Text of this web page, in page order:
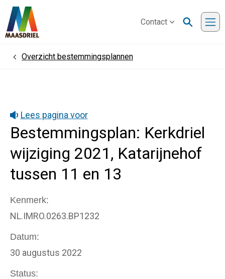
Contact
HomeOverzicht bestemmingsplannen
Lees pagina voor
Bestemmingsplan: Kerkdriel
wijziging 2021, Katarijnehof
tussen 11 en 13
Kenmerk
NL.IMRO.0263.BP1232
Datum
30 augustus 2022
Status